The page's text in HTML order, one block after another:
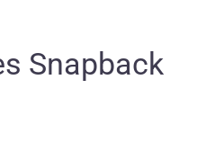
Snapback